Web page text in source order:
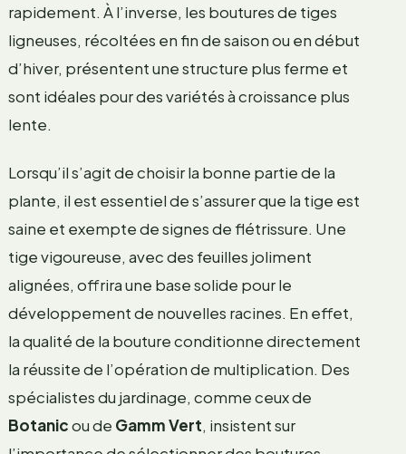
rapidement. À l’inverse, les boutures de tiges
ligneuses, récoltées en fin de saison ou en début
d’hiver, présentent une structure plus ferme et
sont idéales pour des variétés à croissance plus
lente.
Lorsqu’il s’agit de choisir la bonne partie de la
plante, il est essentiel de s’assurer que la tige est
saine et exempte de signes de flétrissure. Une
tige vigoureuse, avec des feuilles joliment
alignées, offrira une base solide pour le
développement de nouvelles racines. En effet,
la qualité de la bouture conditionne directement
la réussite de l’opération de multiplication. Des
spécialistes du jardinage, comme ceux de
Botanicou de Gamm Vert, insistent sur